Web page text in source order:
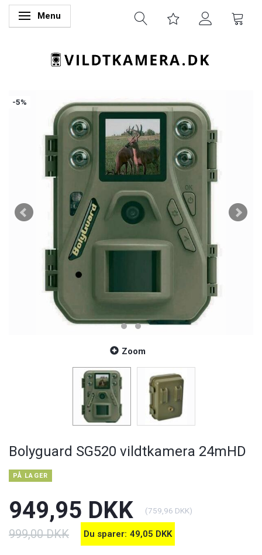
Skifte navigation
Menu
-5%
Zoom
Bolyguard SG520 vildtkamera 24mHD
PÅ LAGER
949,95 DKK (759,96 DKK)
999,00 DKK Du sparer: 49,05 DKK